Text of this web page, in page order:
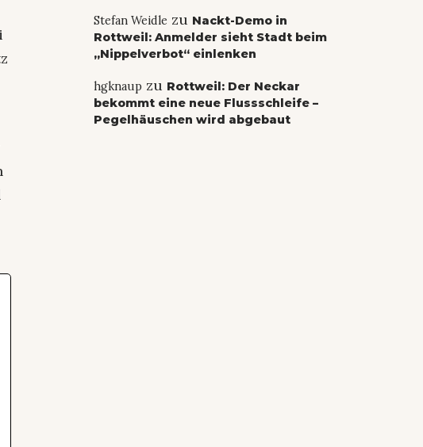
Stefan Weidle zu Nackt-Demo in
Rottweil: Anmelder sieht Stadt beim
„Nippelverbot“ einlenken
hgknaupzu Rottweil: Der Neckar
bekommt eine neue Flussschleife –
Pegelhäuschen wird abgebaut